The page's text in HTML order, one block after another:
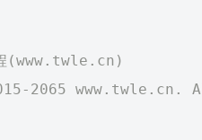
(www.twle.cn)
2065